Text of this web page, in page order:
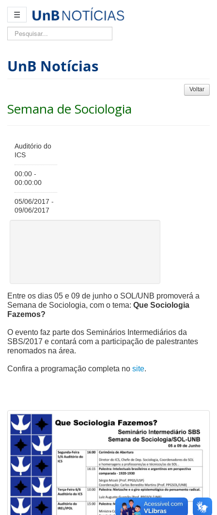
☰
Pesquisar...
UnB Notícias
Voltar
Semana de Sociologia
Auditório do
ICS
00:00 -
00:00:00
05/06/2017 -
09/06/2017
Entre os dias 05 e 09 de junho o SOL/UNB promoverá a
Semana de Sociologia, com o tema: Que Sociologia
Fazemos?
O evento faz parte dos Seminários Intermediários da
SBS/2017 e contará com a participação de palestrantes
renomados na área.
Confira a programação completa no site.